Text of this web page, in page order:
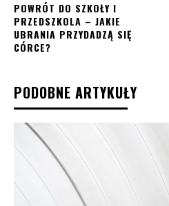
POWRÓT DO SZKOŁY I
PRZEDSZKOLA – JAKIE
UBRANIA PRZYDADZĄ SIĘ
CÓRCE?
PODOBNE ARTYKUŁY